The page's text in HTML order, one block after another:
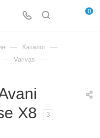
0
— Каталог —
— Varivas —
X8
3